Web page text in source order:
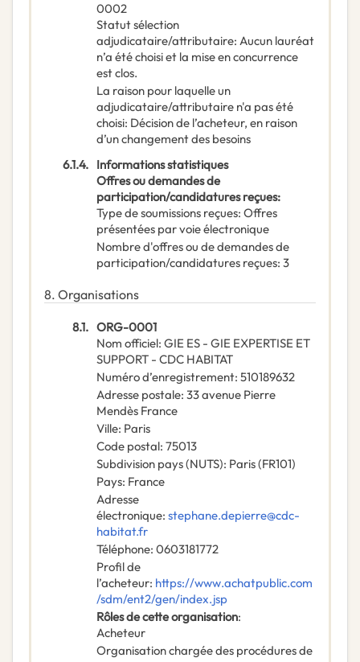
0002
Statut sélection
adjudicataire/attributaire: Aucun lauréat
n’a été choisi et la mise en concurrence
est clos.
La raison pour laquelle un
adjudicataire/attributaire n'a pas été
choisi: Décision de l’acheteur, en raison
d’un changement des besoins
6.1.4. Informations statistiques
Offres ou demandes de
participation/candidatures reçues:
Type de soumissions reçues: Offres
présentées par voie électronique
Nombre d'offres ou de demandes de
participation/candidatures reçues: 3
8. Organisations
8.1. ORG-0001
Nom officiel: GIE ES - GIE EXPERTISE ET
SUPPORT - CDC HABITAT
Numéro d’enregistrement: 510189632
Adresse postale: 33 avenue Pierre
Mendès France
Ville: Paris
Code postal: 75013
Subdivision pays (NUTS): Paris(FR101)
Pays: France
Adresse
électronique: stephane.depierre@cdc-
habitat.fr
Téléphone: 0603181772
Profil de
l’acheteur: https://www.achatpublic.com
/sdm/ent2/gen/index.jsp
Rôles de cette organisation:
Acheteur
Organisation chargée des procédures de